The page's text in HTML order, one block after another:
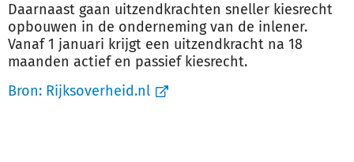
Daarnaast gaan uitzendkrachten sneller kiesrecht
opbouwen in de onderneming van de inlener.
Vanaf 1 januari krijgt een uitzendkracht na 18
maanden actief en passief kiesrecht.
Bron: Rijksoverheid.nl